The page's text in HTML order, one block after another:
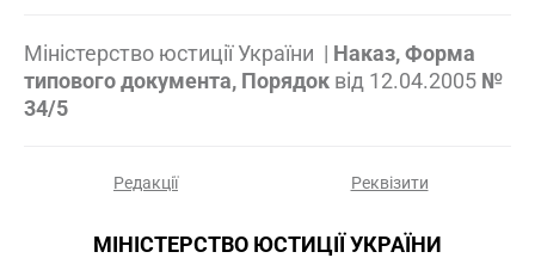
Міністерство юстиції України | Наказ, Форма
типового документа, Порядок від 12.04.2005 №
34/5
Редакції Реквізити
МІНІСТЕРСТВО ЮСТИЦІЇ УКРАЇНИ